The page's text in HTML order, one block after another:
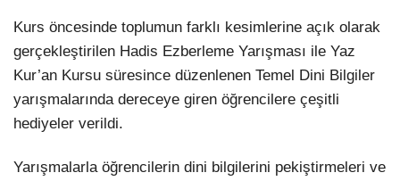
Kurs öncesinde toplumun farklı kesimlerine açık olarak
gerçekleştirilen Hadis Ezberleme Yarışması ile Yaz
Kur’an Kursu süresince düzenlenen Temel Dini Bilgiler
yarışmalarında dereceye giren öğrencilere çeşitli
hediyeler verildi.
Yarışmalarla öğrencilerin dini bilgilerini pekiştirmeleri ve